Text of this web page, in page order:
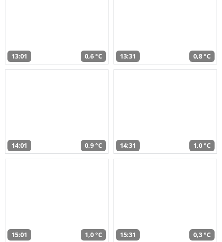
13:01 0,6 °C 13:31 0,8 °C
14:01 0,9 °C 14:31 1,0 °C
15:01 1,0 °C 15:31 0,3 °C